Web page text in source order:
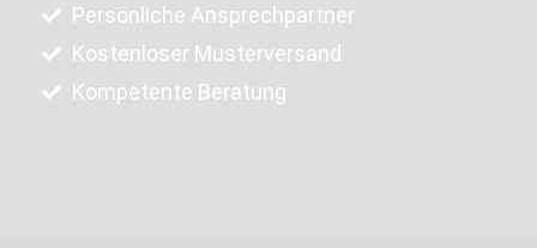
Persönliche Ansprechpartner
Kostenloser Musterversand
Kompetente Beratung